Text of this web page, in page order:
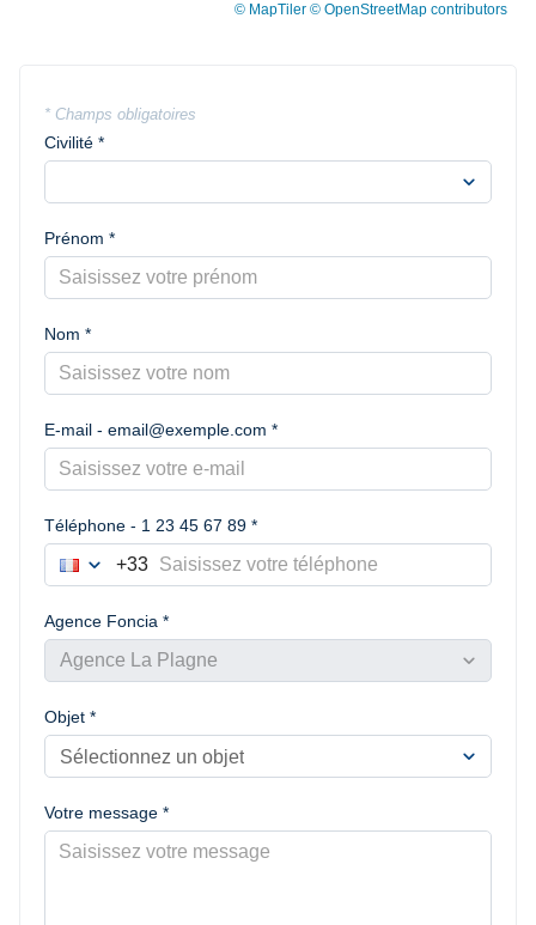
© MapTiler © OpenStreetMap contributors
* Champs obligatoires
Civilité *
expand_more
Prénom *
Nom *
E-mail - email@exemple.com *
Téléphone - 1 23 45 67 89 *
France
Choisir le préfixe du numéro de téléphone
expand_more +33
Agence Foncia *
Agence La Plagne expand_more
Objet *
Sélectionnez un objet expand_more
Votre message *